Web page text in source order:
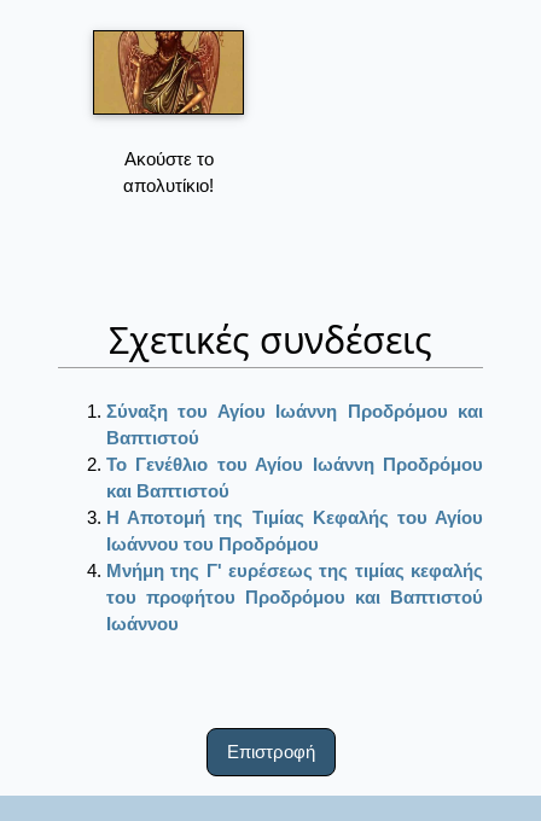
Ακούστε το
απολυτίκιο!
Σχετικές συνδέσεις
Σύναξη του Αγίου Ιωάννη Προδρόμου και
Βαπτιστού
Το Γενέθλιο του Αγίου Ιωάννη Προδρόμου
και Βαπτιστού
Η Αποτομή της Τιμίας Κεφαλής του Αγίου
Ιωάννου του Προδρόμου
Μνήμη της Γ' ευρέσεως της τιμίας κεφαλής
του προφήτου Προδρόμου και Βαπτιστού
Ιωάννου
Επιστροφή